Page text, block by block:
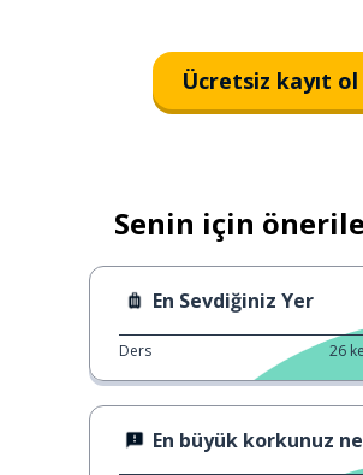
Ücretsiz kayıt ol
Senin için
En Sevdiğiniz Yer
Ders 26
En büyük korkunuz